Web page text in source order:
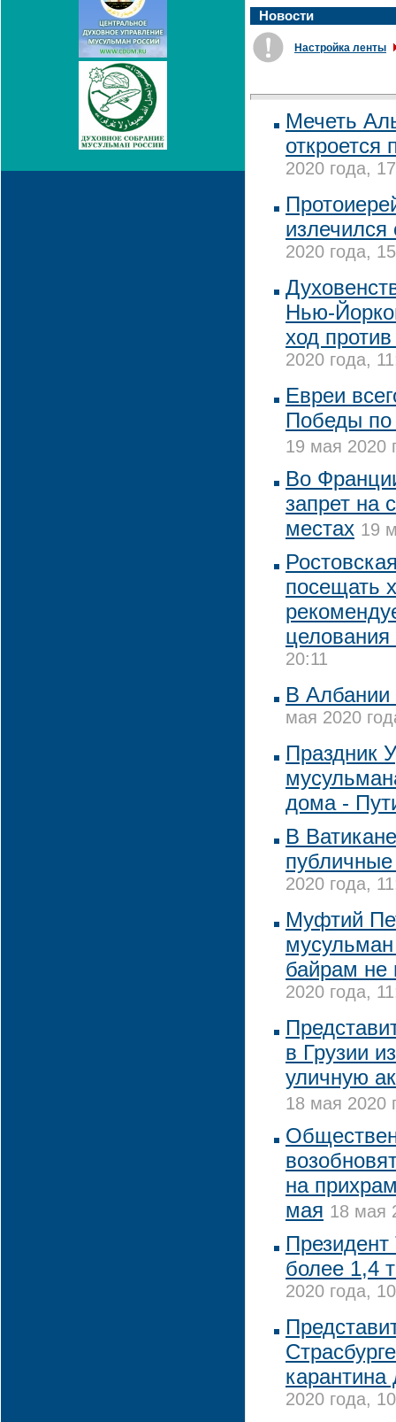
Новости
Настройка ленты
Мечеть
откроется
2020 года,
излечился
2020 года,
Нью-
ход
2020 года,
Евреи
Победы по
19 мая 2020
Во
запрет на
местах 19
посещать
целования
20:11
В Албании
мая 2020
Праздник
дома -
В
2020 года,
Муфтий
байрам не
2020 года,
в Грузии
уличную
18 мая 2020
на
мая 18 мая
более 1,4
2020 года,
2020 года,